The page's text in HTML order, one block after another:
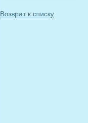
Возврат к списку